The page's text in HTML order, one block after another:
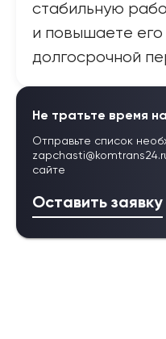
стабильную
и повышаете его
долгосрочной
Не тратьте время
Отправьте список
сайте
Оставить заявку